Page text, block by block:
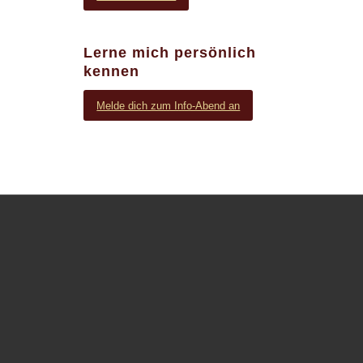
Lerne mich persönlich
kennen
Melde dich zum Info-Abend an